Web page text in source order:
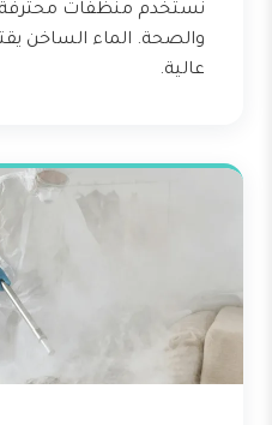
نستخدم منظفات محترفة
والصحة. الماء الساخن
عالية.